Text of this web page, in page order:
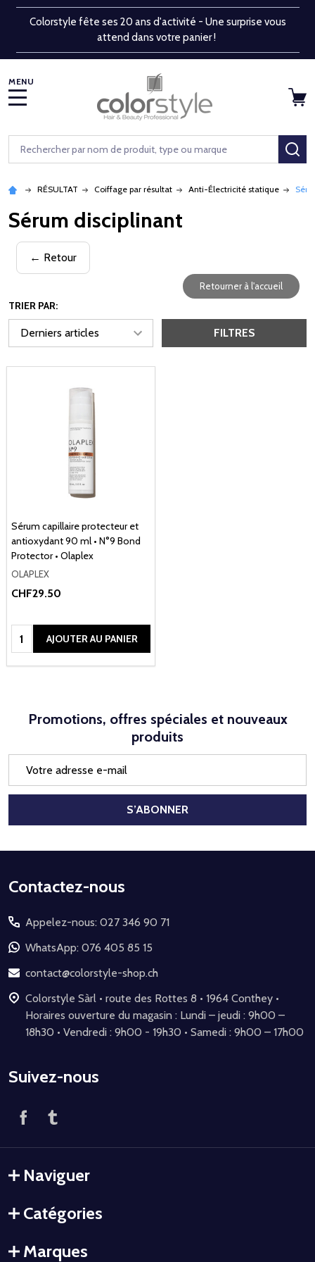
Colorstyle fête ses 20 ans d'activité - Une surprise vous
attend dans votre panier !
Rechercher
RÉSULTAT Coiffage par résultat Anti-Électricité statique
Sérum disciplinant
← Retour
Retourner à l'accueil
TRIER PAR:
FILTRES
Sérum capillaire protecteur et
antioxydant 90 ml • N°9 Bond
Protector • Olaplex
OLAPLEX
CHF29.50
Quantité:AJOUTER AU PANIER
Promotions, offres spéciales et nouveaux
produits
mail
S’ABONNER
Début
pied
de
page
Contactez-nous
Appelez-nous: 027 346 90 71
WhatsApp: 076 405 85 15
contact@colorstyle-shop.ch
Colorstyle Sàrl • route des Rottes 8 • 1964 Conthey •
Horaires ouverture du magasin : Lundi – jeudi : 9h00 –
18h30 • Vendredi : 9h00 - 19h30 • Samedi : 9h00 – 17h00
Suivez-nous
Naviguer
Catégories
Marques